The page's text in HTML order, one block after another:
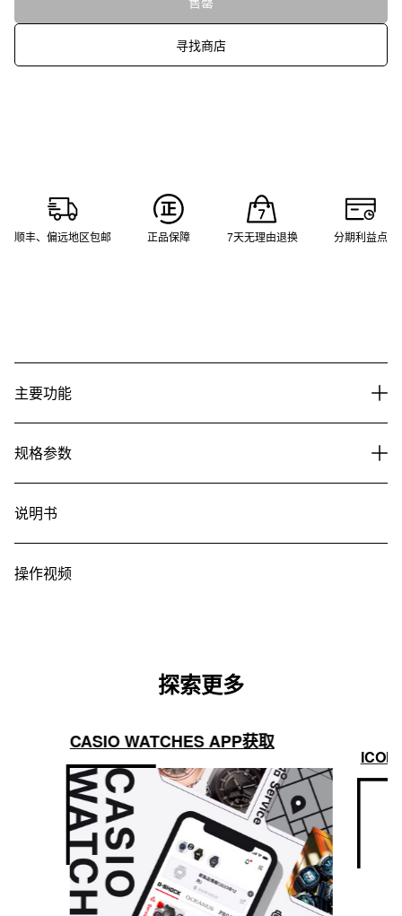
寻找商店
顺丰、偏远地区包邮 正品保障 7天无理由退换 分期利益点
主要功能
规格参数
说明书
操作视频
探索更多
CASIO WATCHES APP获取